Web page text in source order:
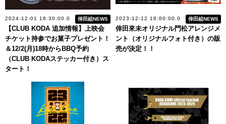
2024-12-01 18:30:00.0 倖田組NEWS
【CLUB KODA 追加情報】上映会
チケット持参でお菓子プレゼント！
＆12/2(月)18時からBBQ予約
（CLUB KODAステッカー付き）ス
タート！
2023-12-12 18:00:00.0 倖田組NEWS
倖田來未オリジナル門松アレンジメ
ント（オリジナルフォト付き）の販
売が決定！！